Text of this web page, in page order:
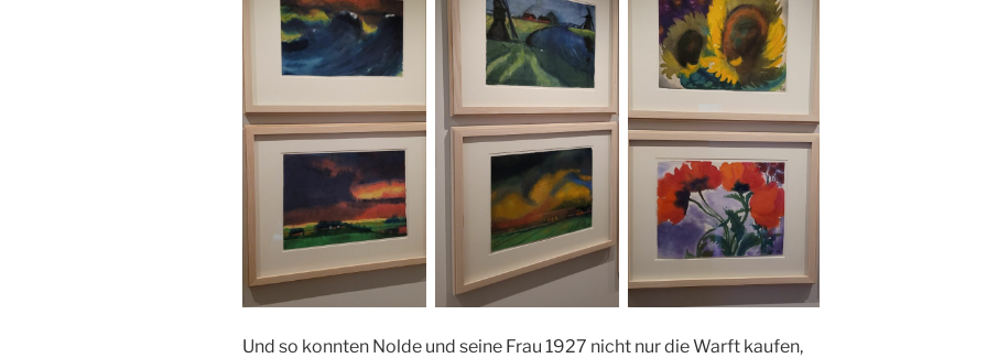
Und so konnten Nolde und seine Frau 1927 nicht nur die Warft kaufen,